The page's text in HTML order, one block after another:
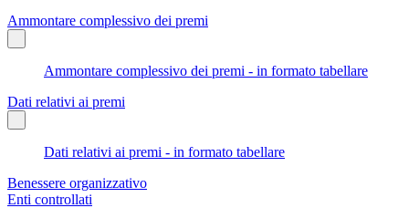
Ammontare complessivo dei premi
Ammontare complessivo dei premi - in formato tabellare
Dati relativi ai premi
Dati relativi ai premi - in formato tabellare
Benessere organizzativo
Enti controllati